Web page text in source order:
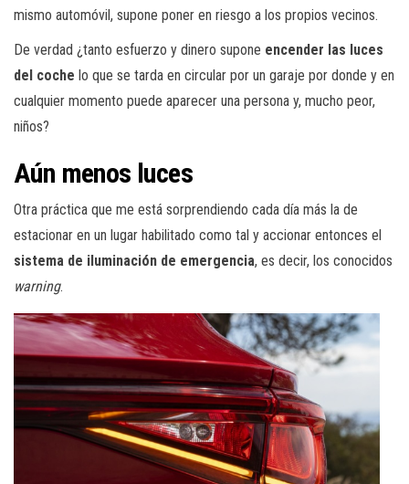
mismo automóvil, supone poner en riesgo a los propios vecinos.
De verdad ¿tanto esfuerzo y dinero supone encender las luces
del coche lo que se tarda en circular por un garaje por donde y en
cualquier momento puede aparecer una persona y, mucho peor,
niños?
Aún menos luces
Otra práctica que me está sorprendiendo cada día más la de
estacionar en un lugar habilitado como tal y accionar entonces el
sistema de iluminación de emergencia, es decir, los conocidos
warning.